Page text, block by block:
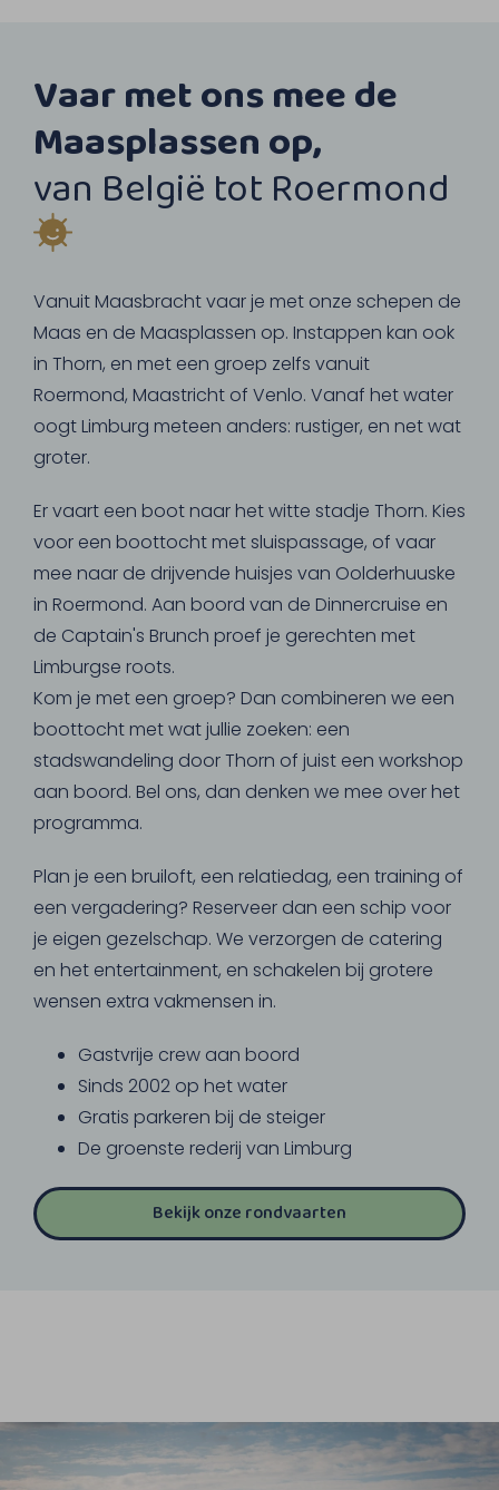
Vaar met ons mee de
Maasplassen op,
van België tot Roermond
Vanuit Maasbracht vaar je met onze schepen de
Maas en de Maasplassen op. Instappen kan ook
in Thorn, en met een groep zelfs vanuit
Roermond, Maastricht of Venlo. Vanaf het water
oogt Limburg meteen anders: rustiger, en net wat
groter.
Er vaart een boot naar het witte stadje Thorn. Kies
voor een boottocht met sluispassage, of vaar
mee naar de drijvende huisjes van Oolderhuuske
in Roermond. Aan boord van de Dinnercruise en
de Captain's Brunch proef je gerechten met
Limburgse roots.
Kom je met een groep? Dan combineren we een
boottocht met wat jullie zoeken: een
stadswandeling door Thorn of juist een workshop
aan boord. Bel ons, dan denken we mee over het
programma.
Plan je een bruiloft, een relatiedag, een training of
een vergadering? Reserveer dan een schip voor
je eigen gezelschap. We verzorgen de catering
en het entertainment, en schakelen bij grotere
wensen extra vakmensen in.
Gastvrije crew aan boord
Sinds 2002 op het water
Gratis parkeren bij de steiger
De groenste rederij van Limburg
Bekijk onze rondvaarten